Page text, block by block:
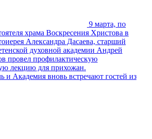
9 марта, по
храма Воскресения Христова в
Александра Дасаева, старший
духовной академии Андрей
провел профилактическую
лекцию для прихожан.
и Академия вновь встречают гостей из